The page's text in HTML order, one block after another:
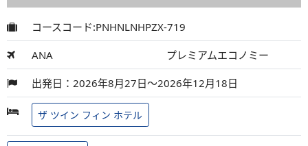
コースコード:PNHNLNHPZX-719
ANA プレミアムエコノミー
出発日：2026年8月27日～2026年12月18日
ザ ツイン フィン ホテル